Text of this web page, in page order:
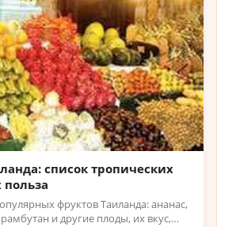
список тропических
фруктов Таиланда: ананас,
и другие плоды, их вкус,